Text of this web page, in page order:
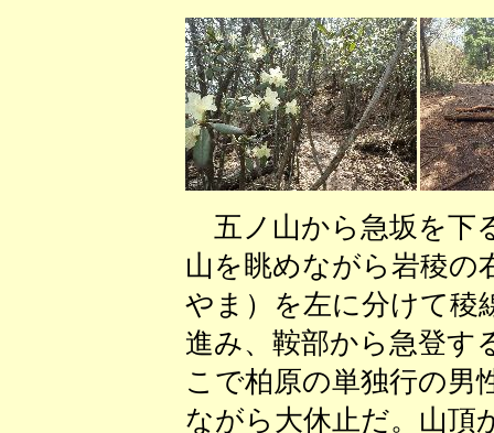
五ノ山から急坂を下
山を眺めながら岩稜の
やま）を左に分けて稜
進み、鞍部から急登す
こで柏原の単独行の男
ながら大休止だ。山頂